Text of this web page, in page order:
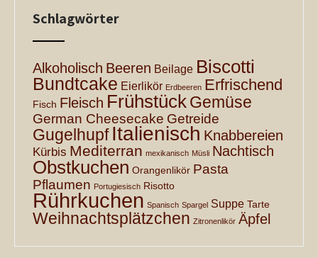
Schlagwörter
Alkoholisch Beeren Beilage Biscotti
Bundtcake Eierlikör Erdbeeren Erfrischend
Fisch Fleisch Frühstück Gemüse
German Cheesecake Getreide
Gugelhupf Italienisch Knabbereien
Kürbis Mediterran mexikanisch Müsli Nachtisch
Obstkuchen Orangenlikör Pasta
Pflaumen Portugiesisch Risotto
Rührkuchen Spanisch Spargel Suppe Tarte
Weihnachtsplätzchen Zitronenlikör Äpfel